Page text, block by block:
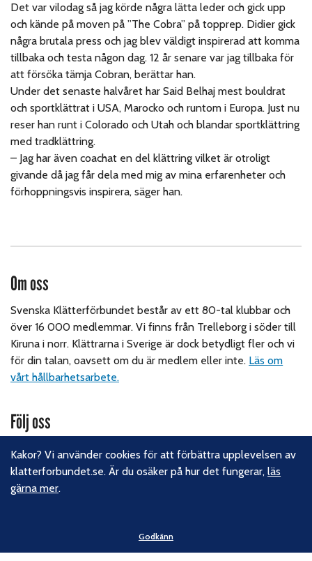
Det var vilodag så jag körde några lätta leder och gick upp
och kände på moven på ”The Cobra” på topprep. Didier gick
några brutala press och jag blev väldigt inspirerad att komma
tillbaka och testa någon dag. 12 år senare var jag tillbaka för
att försöka tämja Cobran, berättar han.
Under det senaste halvåret har Said Belhaj mest bouldrat
och sportklättrat i USA, Marocko och runtom i Europa. Just nu
reser han runt i Colorado och Utah och blandar sportklättring
med tradklättring.
– Jag har även coachat en del klättring vilket är otroligt
givande då jag får dela med mig av mina erfarenheter och
förhoppningsvis inspirera, säger han.
Om oss
Svenska Klätterförbundet består av ett 80-tal klubbar och
över 16 000 medlemmar. Vi finns från Trelleborg i söder till
Kiruna i norr. Klättrarna i Sverige är dock betydligt fler och vi
för din talan, oavsett om du är medlem eller inte. Läs om
vårt hållbarhetsarbete.
Följ oss
Facebook
Instagram
Linkedin
Nyhetsbrev
Kakor? Vi använder cookies för att förbättra upplevelsen av
klatterforbundet.se. Är du osäker på hur det fungerar,läs
gärna mer.
Godkänn